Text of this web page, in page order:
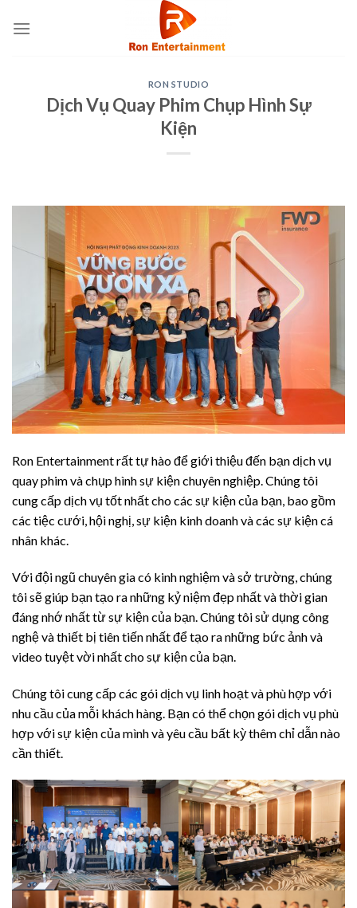
RON STUDIO
Dịch Vụ Quay Phim Chụp Hình Sự
Kiện
Ron Entertainment rất tự hào để giới thiệu đến bạn dịch vụ
quay phim và chụp hình sự kiện chuyên nghiệp. Chúng tôi
cung cấp dịch vụ tốt nhất cho các sự kiện của bạn, bao gồm
các tiệc cưới, hội nghị, sự kiện kinh doanh và các sự kiện cá
nhân khác.
Với đội ngũ chuyên gia có kinh nghiệm và sở trường, chúng
tôi sẽ giúp bạn tạo ra những kỷ niệm đẹp nhất và thời gian
đáng nhớ nhất từ sự kiện của bạn. Chúng tôi sử dụng công
nghệ và thiết bị tiên tiến nhất để tạo ra những bức ảnh và
video tuyệt vời nhất cho sự kiện của bạn.
Chúng tôi cung cấp các gói dịch vụ linh hoạt và phù hợp với
nhu cầu của mỗi khách hàng. Bạn có thể chọn gói dịch vụ phù
hợp với sự kiện của mình và yêu cầu bất kỳ thêm chỉ dẫn nào
cần thiết.